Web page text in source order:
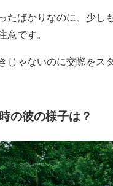
たばかりなのに、少し
意です。
じゃないのに交際をス
の彼の様子は？